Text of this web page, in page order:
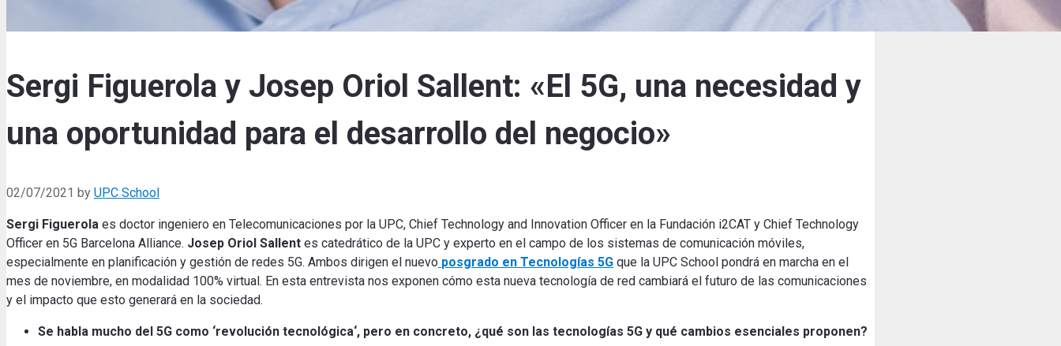
Sergi Figuerola y Josep Oriol Sallent: «El 5G, una necesidad y
una oportunidad para el desarrollo del negocio»
02/07/2021 by UPC School
Sergi Figuerola es doctor ingeniero en Telecomunicaciones por la UPC, Chief Technology and Innovation Officer en la Fundación i2CAT y Chief Technology
Officer en 5G Barcelona Alliance. Josep Oriol Sallent es catedrático de la UPC y experto en el campo de los sistemas de comunicación móviles,
especialmente en planificación y gestión de redes 5G. Ambos dirigen el nuevo posgrado en Tecnologías 5G que la UPC School pondrá en marcha en el
mes de noviembre, en modalidad 100% virtual. En esta entrevista nos exponen cómo esta nueva tecnología de red cambiará el futuro de las comunicaciones
y el impacto que esto generará en la sociedad.
Se habla mucho del 5G como ‘revolución tecnológica‘, pero en concreto, ¿qué son las tecnologías 5G y qué cambios esenciales proponen?